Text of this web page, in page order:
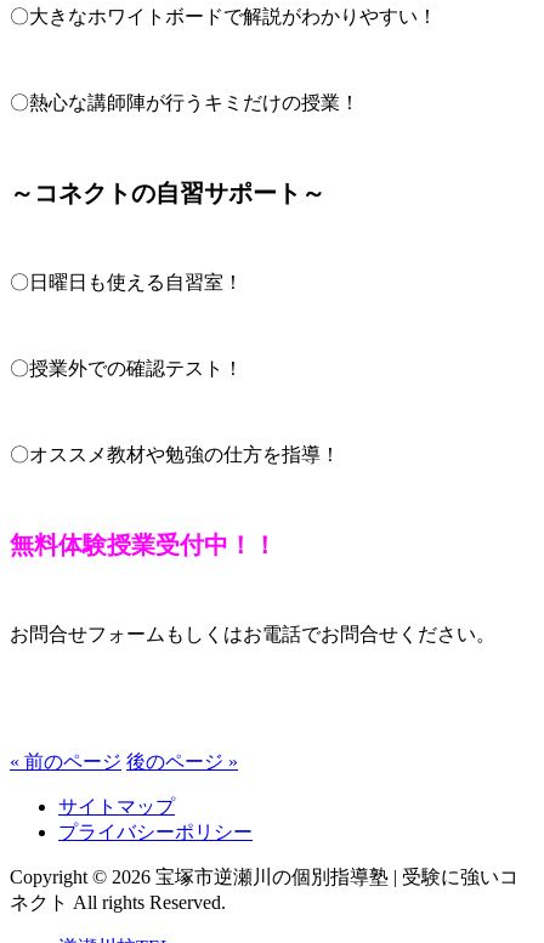
〇大きなホワイトボードで解説がわかりやすい！
〇熱心な講師陣が行うキミだけの授業！
～コネクトの自習サポート～
〇日曜日も使える自習室！
〇授業外での確認テスト！
〇オススメ教材や勉強の仕方を指導！
無料体験授業受付中！！
お問合せフォームもしくはお電話でお問合せください。
« 前のページ 後のページ »
サイトマップ
プライバシーポリシー
Copyright © 2026 宝塚市逆瀬川の個別指導塾 | 受験に強いコ
ネクト All rights Reserved.